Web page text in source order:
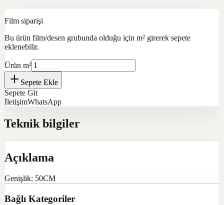
Film siparişi
Bu ürün film/desen grubunda olduğu için m² girerek sepete
eklenebilir.
Ürün m²
Sepete Ekle
Sepete Git
İletişimWhatsApp
Teknik bilgiler
Açıklama
Genişlik: 50CM
Bağlı Kategoriler